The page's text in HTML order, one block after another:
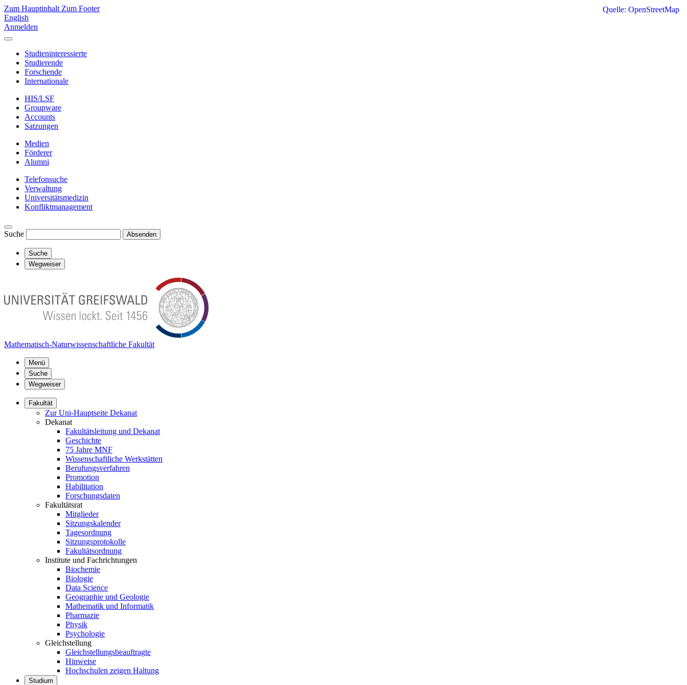
Zum Hauptinhalt Zum Footer
English
Anmelden
Studieninteressierte
Studierende
Forschende
Internationale
HIS/LSF
Groupware
Accounts
Satzungen
Medien
Förderer
Alumni
Telefonsuche
Verwaltung
Universitätsmedizin
Konfliktmanagement
Suche Absenden
Suche
Wegweiser
Mathematisch-Naturwissenschaftliche Fakultät
Menü
Suche
Wegweiser
Fakultät
Zur Uni-Hauptseite Dekanat
Dekanat
Fakultätsleitung und Dekanat
Geschichte
75 Jahre MNF
Wissenschaftliche Werkstätten
Berufungsverfahren
Promotion
Habilitation
Forschungsdaten
Fakultätsrat
Mitglieder
Sitzungskalender
Tagesordnung
Sitzungsprotokolle
Fakultätsordnung
Institute und Fachrichtungen
Biochemie
Biologie
Data Science
Geographie und Geologie
Mathematik und Informatik
Pharmazie
Physik
Psychologie
Gleichstellung
Gleichstellungsbeauftragte
Hinweise
Hochschulen zeigen Haltung
Studium
Quelle: OpenStreetMap